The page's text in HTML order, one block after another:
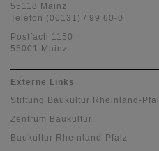
55118 Mainz
Telefon (06131) / 99 60-0
Postfach 1150
55001 Mainz
Externe Links
Stiftung Baukultur Rheinland-
Zentrum Baukultur
Baukultur Rheinland-Pfalz